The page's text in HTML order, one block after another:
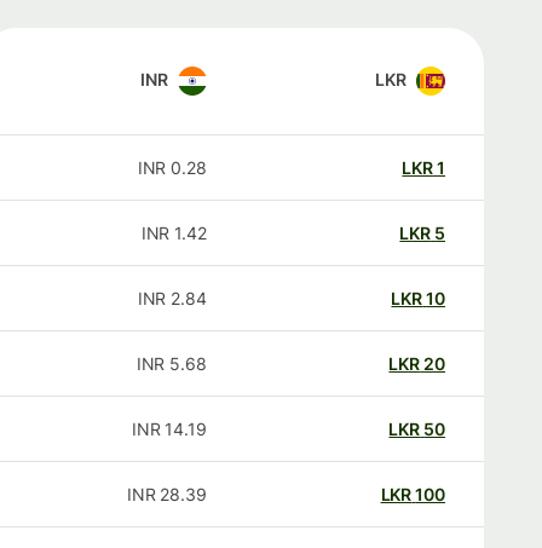
LKR
INR
LKR
0.28
INR
LKR
1.42
INR
LKR
2.84
INR
20
LKR
5.68
INR
50
LKR
14.19
INR
100
LKR
28.39
INR